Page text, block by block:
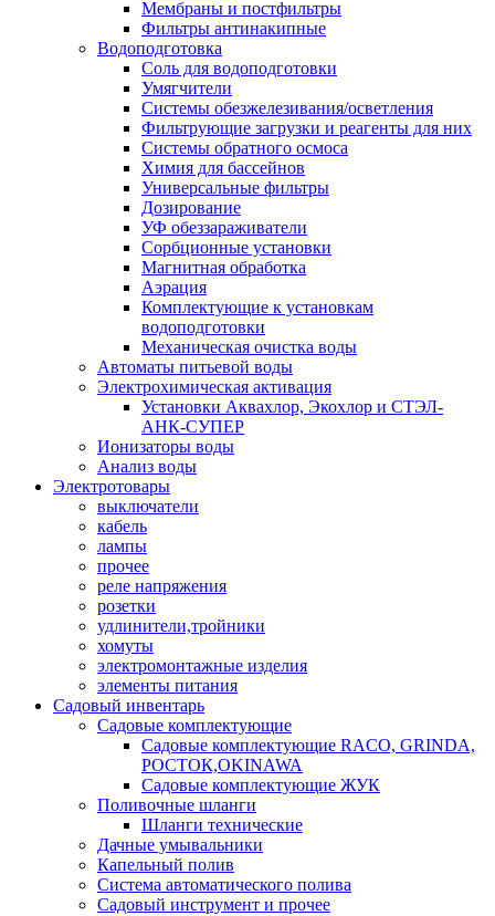
Мембраны и постфильтры
Фильтры антинакипные
Водоподготовка
Соль для водоподготовки
Умягчители
Системы обезжелезивания/осветления
Фильтрующие загрузки и реагенты для них
Системы обратного осмоса
Химия для бассейнов
Универсальные фильтры
Дозирование
УФ обеззараживатели
Сорбционные установки
Магнитная обработка
Аэрация
Комплектующие к установкам
водоподготовки
Механическая очистка воды
Автоматы питьевой воды
Электрохимическая активация
Установки Аквахлор, Экохлор и СТЭЛ-
АНК-СУПЕР
Ионизаторы воды
Анализ воды
Электротовары
выключатели
кабель
лампы
прочее
реле напряжения
розетки
удлинители,тройники
хомуты
электромонтажные изделия
элементы питания
Садовый инвентарь
Садовые комплектующие
Садовые комплектующие RACO, GRINDA,
РОСТОК,OKINAWA
Садовые комплектующие ЖУК
Поливочные шланги
Шланги технические
Дачные умывальники
Капельный полив
Система автоматического полива
Садовый инструмент и прочее